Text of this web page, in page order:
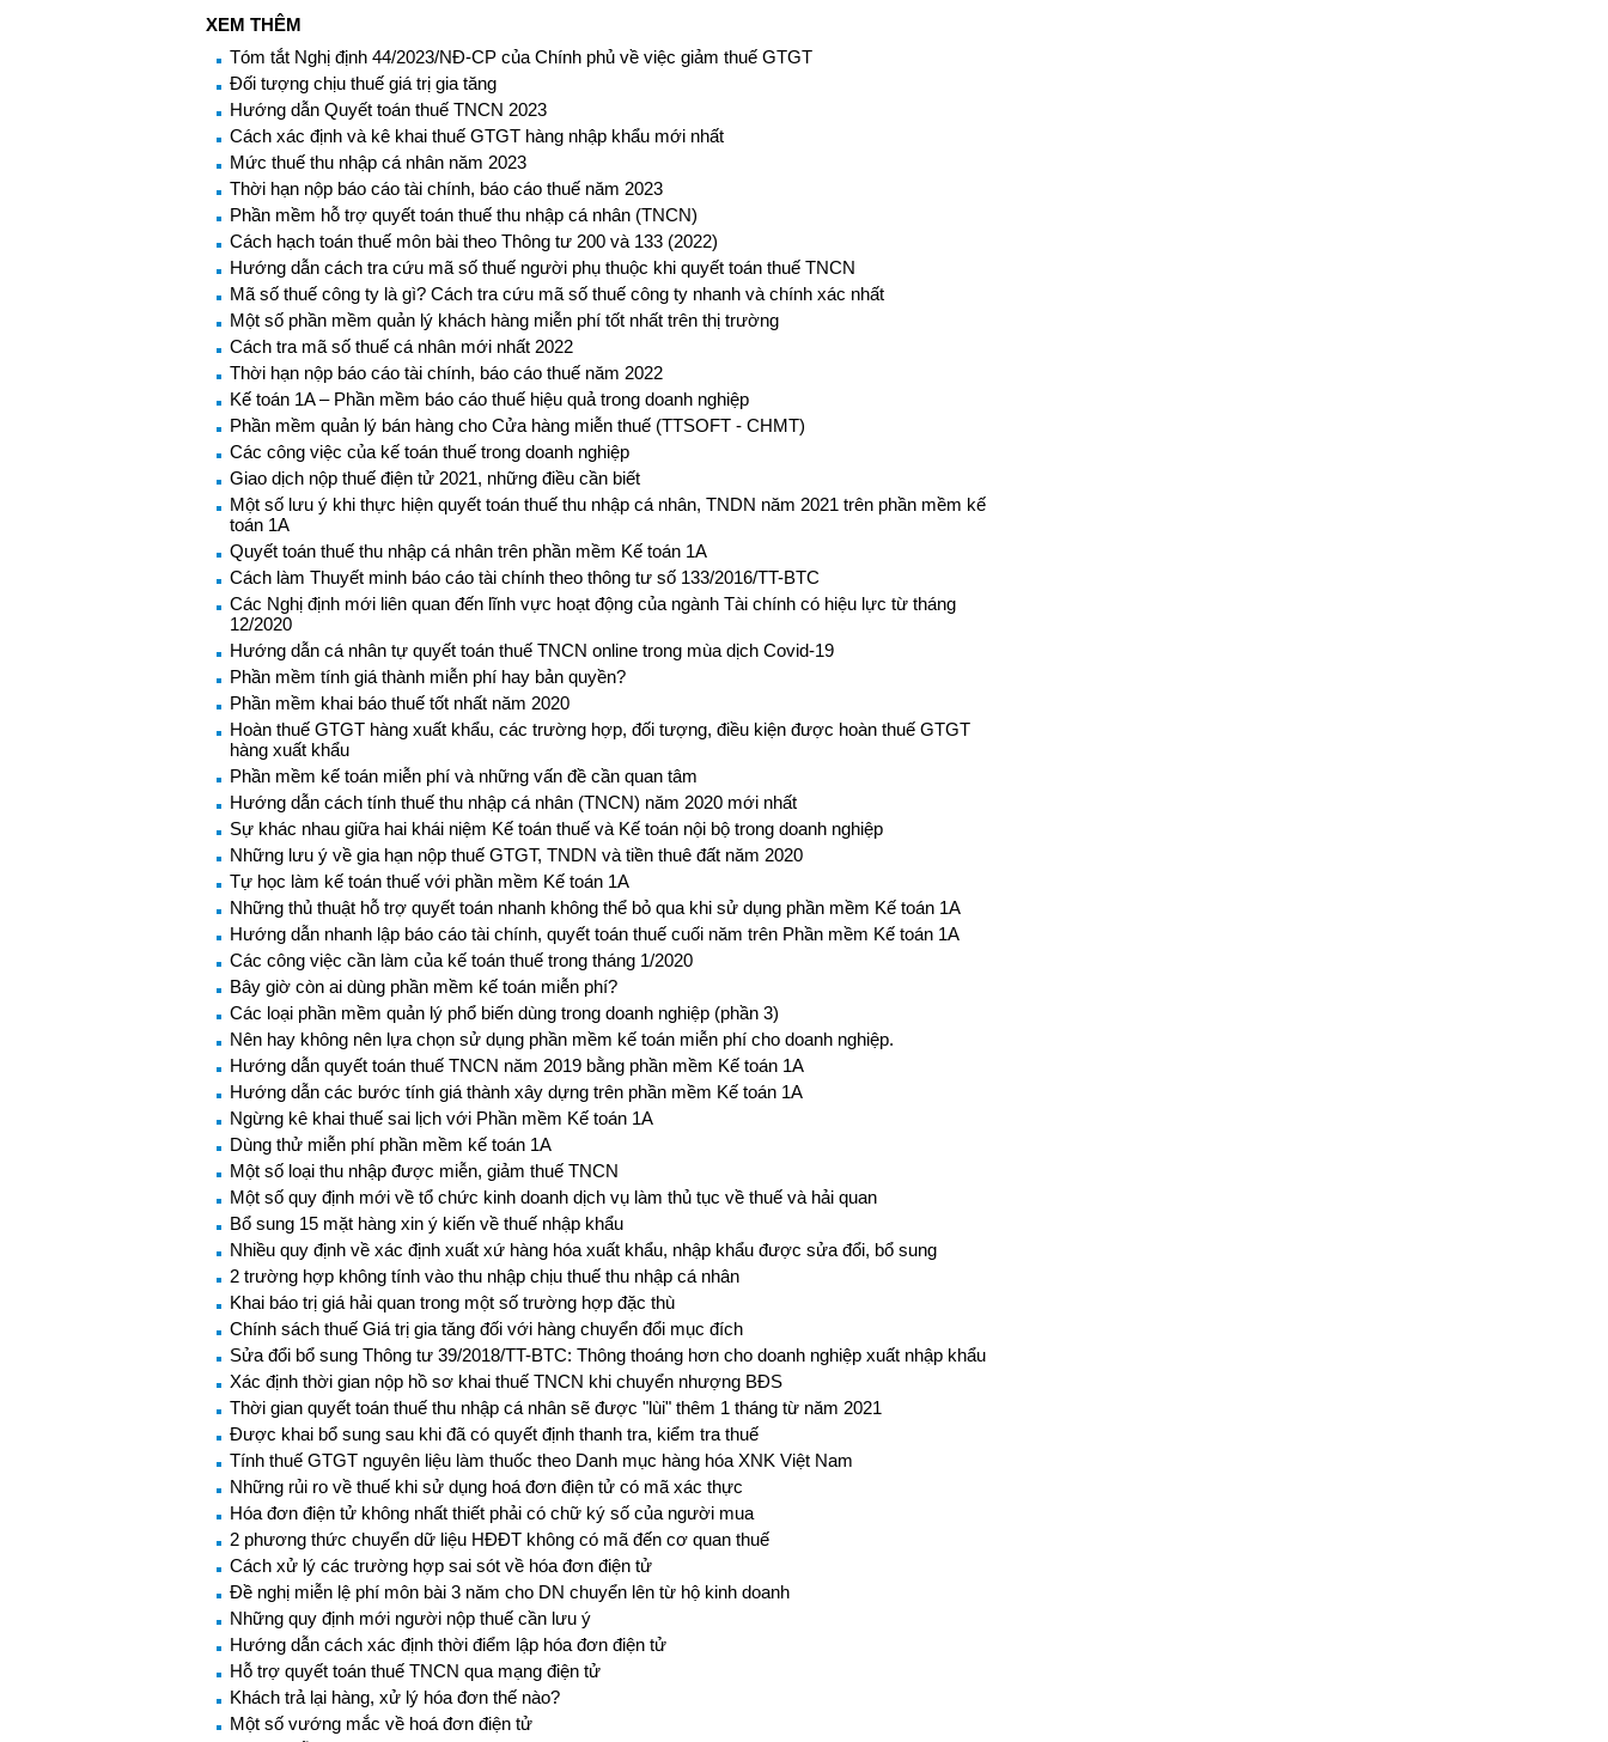
XEM THÊM
Tóm tắt Nghị định 44/2023/NĐ-CP của Chính phủ về việc giảm thuế GTGT
Đối tượng chịu thuế giá trị gia tăng
Hướng dẫn Quyết toán thuế TNCN 2023
Cách xác định và kê khai thuế GTGT hàng nhập khẩu mới nhất
Mức thuế thu nhập cá nhân năm 2023
Thời hạn nộp báo cáo tài chính, báo cáo thuế năm 2023
Phần mềm hỗ trợ quyết toán thuế thu nhập cá nhân (TNCN)
Cách hạch toán thuế môn bài theo Thông tư 200 và 133 (2022)
Hướng dẫn cách tra cứu mã số thuế người phụ thuộc khi quyết toán thuế TNCN
Mã số thuế công ty là gì? Cách tra cứu mã số thuế công ty nhanh và chính xác nhất
Một số phần mềm quản lý khách hàng miễn phí tốt nhất trên thị trường
Cách tra mã số thuế cá nhân mới nhất 2022
Thời hạn nộp báo cáo tài chính, báo cáo thuế năm 2022
Kế toán 1A – Phần mềm báo cáo thuế hiệu quả trong doanh nghiệp
Phần mềm quản lý bán hàng cho Cửa hàng miễn thuế (TTSOFT - CHMT)
Các công việc của kế toán thuế trong doanh nghiệp
Giao dịch nộp thuế điện tử 2021, những điều cần biết
Một số lưu ý khi thực hiện quyết toán thuế thu nhập cá nhân, TNDN năm 2021 trên phần mềm kế
toán 1A
Quyết toán thuế thu nhập cá nhân trên phần mềm Kế toán 1A
Cách làm Thuyết minh báo cáo tài chính theo thông tư số 133/2016/TT-BTC
Các Nghị định mới liên quan đến lĩnh vực hoạt động của ngành Tài chính có hiệu lực từ tháng
12/2020
Hướng dẫn cá nhân tự quyết toán thuế TNCN online trong mùa dịch Covid-19
Phần mềm tính giá thành miễn phí hay bản quyền?
Phần mềm khai báo thuế tốt nhất năm 2020
Hoàn thuế GTGT hàng xuất khẩu, các trường hợp, đối tượng, điều kiện được hoàn thuế GTGT
hàng xuất khẩu
Phần mềm kế toán miễn phí và những vấn đề cần quan tâm
Hướng dẫn cách tính thuế thu nhập cá nhân (TNCN) năm 2020 mới nhất
Sự khác nhau giữa hai khái niệm Kế toán thuế và Kế toán nội bộ trong doanh nghiệp
Những lưu ý về gia hạn nộp thuế GTGT, TNDN và tiền thuê đất năm 2020
Tự học làm kế toán thuế với phần mềm Kế toán 1A
Những thủ thuật hỗ trợ quyết toán nhanh không thể bỏ qua khi sử dụng phần mềm Kế toán 1A
Hướng dẫn nhanh lập báo cáo tài chính, quyết toán thuế cuối năm trên Phần mềm Kế toán 1A
Các công việc cần làm của kế toán thuế trong tháng 1/2020
Bây giờ còn ai dùng phần mềm kế toán miễn phí?
Các loại phần mềm quản lý phổ biến dùng trong doanh nghiệp (phần 3)
Nên hay không nên lựa chọn sử dụng phần mềm kế toán miễn phí cho doanh nghiệp.
Hướng dẫn quyết toán thuế TNCN năm 2019 bằng phần mềm Kế toán 1A
Hướng dẫn các bước tính giá thành xây dựng trên phần mềm Kế toán 1A
Ngừng kê khai thuế sai lịch với Phần mềm Kế toán 1A
Dùng thử miễn phí phần mềm kế toán 1A
Một số loại thu nhập được miễn, giảm thuế TNCN
Một số quy định mới về tổ chức kinh doanh dịch vụ làm thủ tục về thuế và hải quan
Bổ sung 15 mặt hàng xin ý kiến về thuế nhập khẩu
Nhiều quy định về xác định xuất xứ hàng hóa xuất khẩu, nhập khẩu được sửa đổi, bổ sung
2 trường hợp không tính vào thu nhập chịu thuế thu nhập cá nhân
Khai báo trị giá hải quan trong một số trường hợp đặc thù
Chính sách thuế Giá trị gia tăng đối với hàng chuyển đổi mục đích
Sửa đổi bổ sung Thông tư 39/2018/TT-BTC: Thông thoáng hơn cho doanh nghiệp xuất nhập khẩu
Xác định thời gian nộp hồ sơ khai thuế TNCN khi chuyển nhượng BĐS
Thời gian quyết toán thuế thu nhập cá nhân sẽ được "lùi" thêm 1 tháng từ năm 2021
Được khai bổ sung sau khi đã có quyết định thanh tra, kiểm tra thuế
Tính thuế GTGT nguyên liệu làm thuốc theo Danh mục hàng hóa XNK Việt Nam
Những rủi ro về thuế khi sử dụng hoá đơn điện tử có mã xác thực
Hóa đơn điện tử không nhất thiết phải có chữ ký số của người mua
2 phương thức chuyển dữ liệu HĐĐT không có mã đến cơ quan thuế
Cách xử lý các trường hợp sai sót về hóa đơn điện tử
Đề nghị miễn lệ phí môn bài 3 năm cho DN chuyển lên từ hộ kinh doanh
Những quy định mới người nộp thuế cần lưu ý
Hướng dẫn cách xác định thời điểm lập hóa đơn điện tử
Hỗ trợ quyết toán thuế TNCN qua mạng điện tử
Khách trả lại hàng, xử lý hóa đơn thế nào?
Một số vướng mắc về hoá đơn điện tử